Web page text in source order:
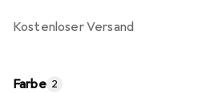
kostenloser Versand
Farbe 2